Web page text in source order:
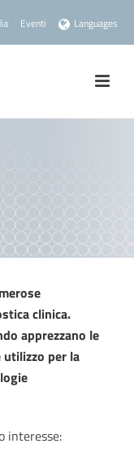
Eventi Languages
clinica.
apprezzano le
per la
interesse: